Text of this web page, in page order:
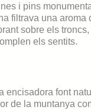
i pins
filtrava una aroma
sobre els
els sentits.
encisadora font
de la muntanya